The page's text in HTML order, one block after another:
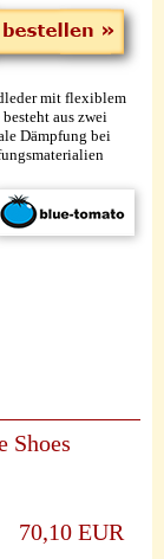
mit flexiblem
aus zwei
Dämpfung bei
Shoes
70,10 EUR